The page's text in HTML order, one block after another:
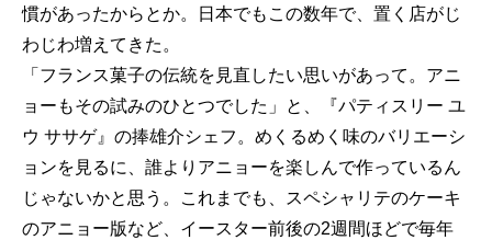
慣があったからとか。日本でもこの数年で、置く店がじ
わじわ増えてきた。
「フランス菓子の伝統を見直したい思いがあって。アニ
ョーもその試みのひとつでした」と、『パティスリー ユ
ウ ササゲ』の捧雄介シェフ。めくるめく味のバリエーシ
ョンを見るに、誰よりアニョーを楽しんで作っているん
じゃないかと思う。これまでも、スペシャリテのケーキ
のアニョー版など、イースター前後の2週間ほどで毎年